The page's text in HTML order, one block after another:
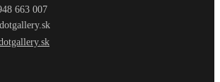
663 007